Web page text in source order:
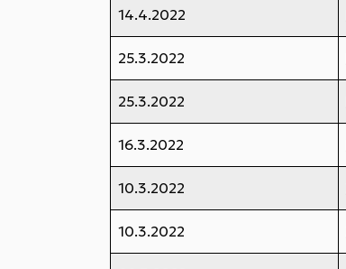
14.4.2022
25.3.2022
25.3.2022
16.3.2022
10.3.2022
10.3.2022